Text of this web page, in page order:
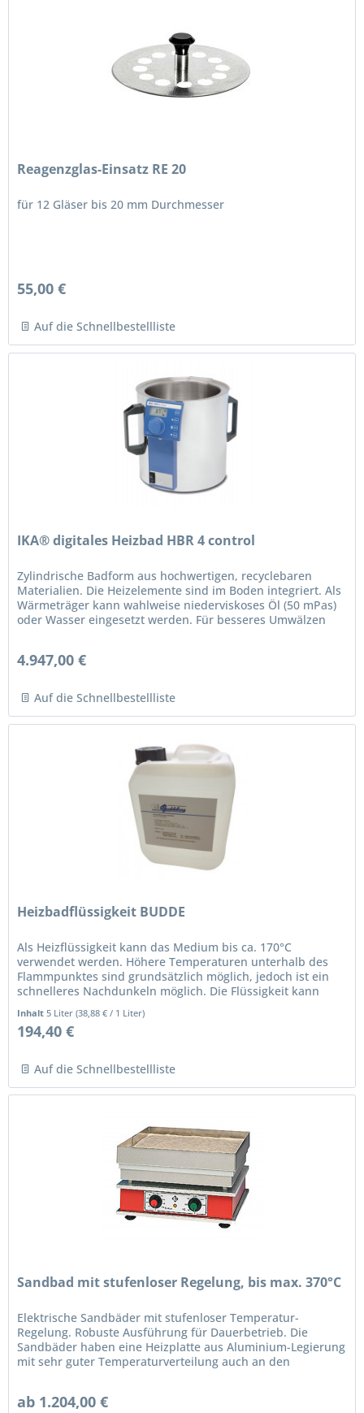
Reagenzglas-Einsatz RE 20
für 12 Gläser bis 20 mm Durchmesser
55,00 €
Auf die Schnellbestellliste
IKA® digitales Heizbad HBR 4 control
Zylindrische Badform aus hochwertigen, recyclebaren
Materialien. Die Heizelemente sind im Boden integriert. Als
Wärmeträger kann wahlweise niederviskoses Öl (50 mPas)
oder Wasser eingesetzt werden. Für besseres Umwälzen
4.947,00 €
Auf die Schnellbestellliste
Heizbadflüssigkeit BUDDE
Als Heizflüssigkeit kann das Medium bis ca. 170°C
verwendet werden. Höhere Temperaturen unterhalb des
Flammpunktes sind grundsätzlich möglich, jedoch ist ein
schnelleres Nachdunkeln möglich. Die Flüssigkeit kann
Inhalt 5 Liter(38,88 € / 1 Liter)
194,40 €
Auf die Schnellbestellliste
Sandbad mit stufenloser Regelung, bis max. 370°C
Elektrische Sandbäder mit stufenloser Temperatur-
Regelung. Robuste Ausführung für Dauerbetrieb. Die
Sandbäder haben eine Heizplatte aus Aluminium-Legierung
mit sehr guter Temperaturverteilung auch an den
ab 1.204,00 €